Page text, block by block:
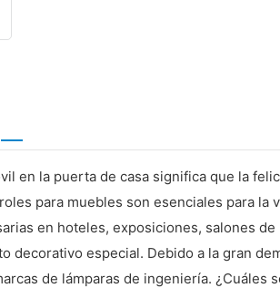
en la puerta de casa significa que la
para muebles son esenciales para la
en hoteles, exposiciones, salones
especial. Debido a la gran
de lámparas de ingeniería. ¿Cuáles